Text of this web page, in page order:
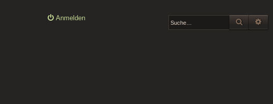
Anmelden SUCHE